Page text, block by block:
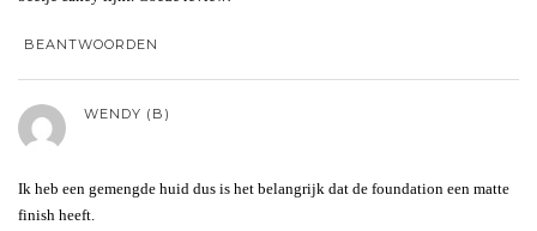
BEANTWOORDEN
WENDY (B)
Ik heb een gemengde huid dus is het belangrijk dat de foundation een matte
finish heeft.